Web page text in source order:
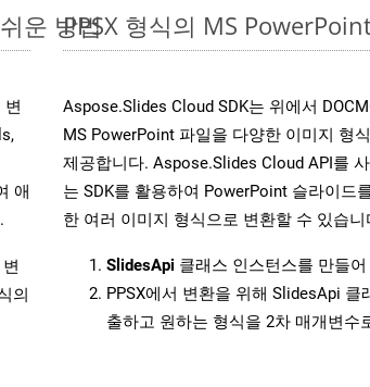
운 방법
변
애
의
PPSX 형식의 MS
Aspose.Slides Cloud SDK는 위에서
MS PowerPoint 파일을 다양한 이미지 형
제공합니다. Aspose.Slides Cloud API를
는 SDK를 활용하여 PowerPoint 슬라이드
한 여러 이미지 형식으로 변환할 수 있습니
SlidesApi 클래스 인스턴스를 만들
PPSX에서 변환을 위해 SlidesApi 클
출하고 원하는 형식을 2차 매개변수